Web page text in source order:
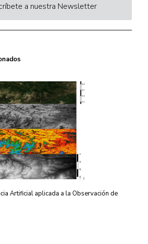
a nuestra Newsletter
Artificial aplicada a la Observación de